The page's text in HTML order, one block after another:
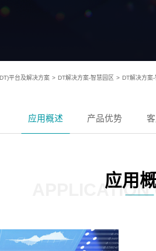
平台及解决方案 > DT解决方案-智慧园区 > DT解决方案
应用概述 产品优势
应用
APPLICATION